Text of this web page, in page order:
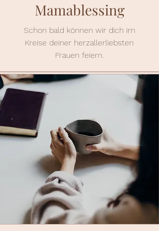
Mamablessing
Schon bald können wir dich im
Kreise deiner herzallerliebsten
Frauen feiern.